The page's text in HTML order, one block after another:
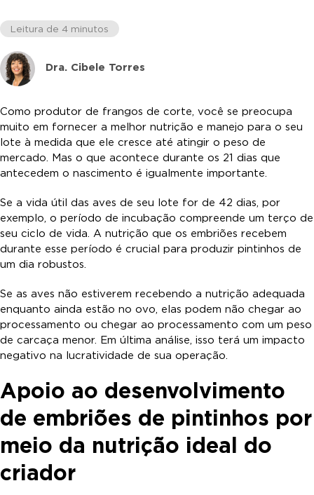
Leitura de 4 minutos
Dra. Cibele Torres
Como produtor de frangos de corte, você se preocupa
muito em fornecer a melhor nutrição e manejo para o seu
lote à medida que ele cresce até atingir o peso de
mercado. Mas o que acontece durante os 21 dias que
antecedem o nascimento é igualmente importante.
Se a vida útil das aves de seu lote for de 42 dias, por
exemplo, o período de incubação compreende um terço de
seu ciclo de vida. A nutrição que os embriões recebem
durante esse período é crucial para produzir pintinhos de
um dia robustos.
Se as aves não estiverem recebendo a nutrição adequada
enquanto ainda estão no ovo, elas podem não chegar ao
processamento ou chegar ao processamento com um peso
de carcaça menor. Em última análise, isso terá um impacto
negativo na lucratividade de sua operação.
Apoio ao desenvolvimento
de embriões de pintinhos por
meio da nutrição ideal do
criador